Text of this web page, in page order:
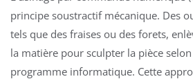
principe soustractif mécanique. Des
tels que des fraises ou des forets,
la matière pour sculpter la pièce
programme informatique. Cette